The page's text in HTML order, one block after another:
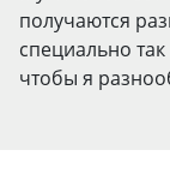
получаются
специально
чтобы я